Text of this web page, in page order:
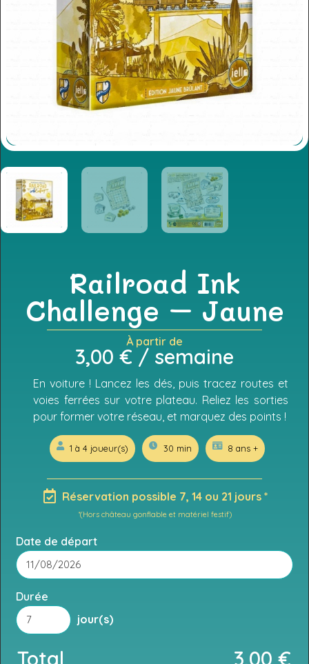
Railroad Ink
Challenge – Jaune
À partir de
3,00 € / semaine
En voiture ! Lancez les dés, puis tracez routes et
voies ferrées sur votre plateau. Reliez les sorties
pour former votre réseau, et marquez des points !
1 à 4 joueur(s) 30 min 8 ans +
Réservation possible 7, 14 ou 21 jours *
*(Hors château gonflable et matériel festif)
Date de départ
Durée
jour(s)
Total 3,00€